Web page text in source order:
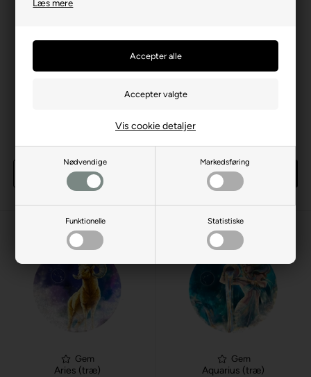
Læs mere
Nødvendige Markedsføring
Funktionelle Statistiske
Vis cookie detaljer
Køb
2 stkpå lager
3 stkpå lager
Gem
Aries (træ)
Gem
Aquarius (træ)